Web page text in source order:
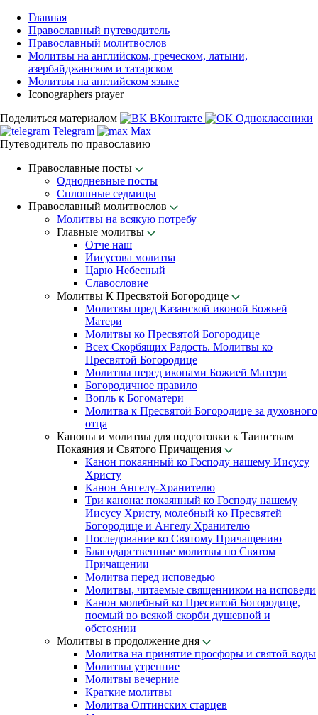
Главная
Православный путеводитель
Православный молитвослов
Молитвы на английском, греческом, латыни,
азербайджанском и татарском
Молитвы на английском языке
Iconographers prayer
Поделиться материалом
ВКонтакте
Одноклассники
Telegram
Max
Путеводитель по православию
Православные посты
Однодневные посты
Сплошные седмицы
Православный молитвослов
Молитвы на всякую потребу
Главные молитвы
Отче наш
Иисусова молитва
Царю Небесный
Славословие
Молитвы К Пресвятой Богородице
Молитвы пред Казанской иконой Божьей
Матери
Молитвы ко Пресвятой Богородице
Всех Скорбящих Радость. Молитвы ко
Пресвятой Богородице
Молитвы перед иконами Божией Матери
Богородичное правило
Вопль к Богоматери
Молитва к Пресвятой Богородице за духовного
отца
Каноны и молитвы для подготовки к Таинствам
Покаяния и Святого Причащения
Канон покаянный ко Господу нашему Иисусу
Христу
Канон Ангелу-Хранителю
Три канона: покаянный ко Господу нашему
Иисусу Христу, молебный ко Пресвятей
Богородице и Ангелу Хранителю
Последование ко Святому Причащению
Благодарственные молитвы по Святом
Причащении
Молитва перед исповедью
Молитвы, читаемые священником на исповеди
Канон молебный ко Пресвятой Богородице,
поемый во всякой скорби душевной и
обстоянии
Молитвы в продолжение дня
Молитва на принятие просфоры и святой воды
Молитвы утренние
Молитвы вечерние
Краткие молитвы
Молитва Оптинских старцев